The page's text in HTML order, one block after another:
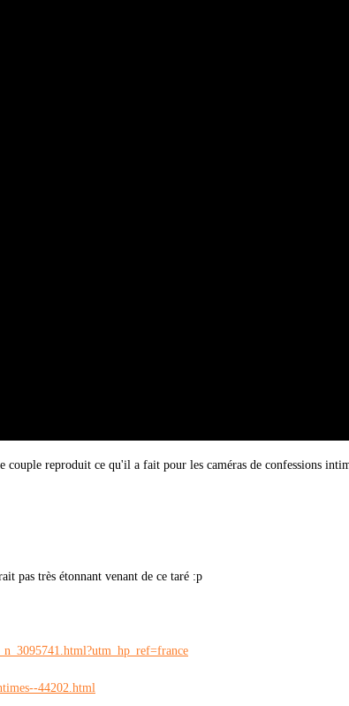
reproduit ce qu'il a fait pour les caméras de confessions
pas très étonnant venant de ce taré :p
44202.html